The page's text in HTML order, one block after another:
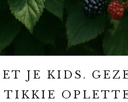
JE KIDS.
TIKKIE